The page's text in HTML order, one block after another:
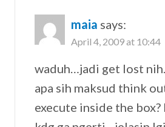
maia says:
April 4, 2009 at 10:44
waduh…jadi get lost
apa sih maksud think
execute inside the